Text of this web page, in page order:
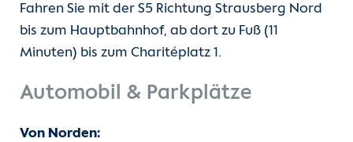
Fahren Sie mit der S5 Richtung Strausberg Nord
bis zum Hauptbahnhof, ab dort zu Fuß (11
Minuten) bis zum Charitéplatz 1.
Automobil & Parkplätze
Von Norden: